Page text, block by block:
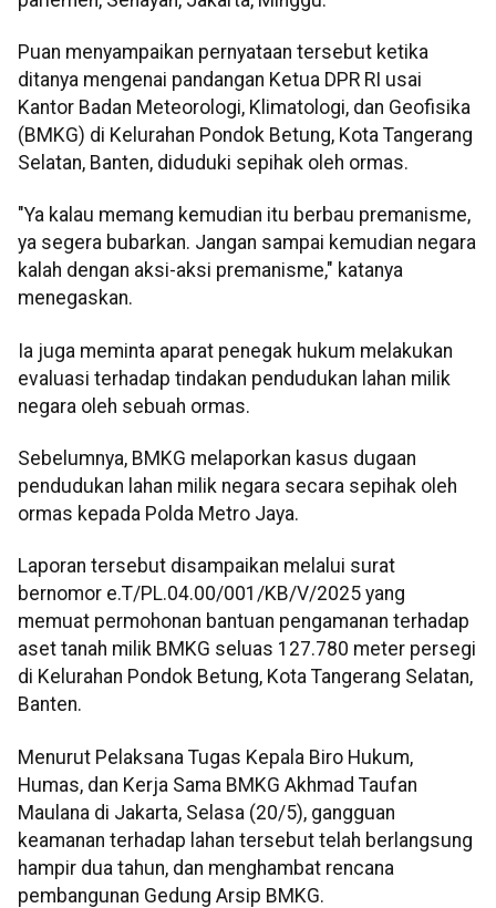
Puan menyampaikan pernyataan tersebut ketika
ditanya mengenai pandangan Ketua DPR RI usai
Kantor Badan Meteorologi, Klimatologi, dan Geofisika
(BMKG) di Kelurahan Pondok Betung, Kota Tangerang
Selatan, Banten, diduduki sepihak oleh ormas.
"Ya kalau memang kemudian itu berbau premanisme,
ya segera bubarkan. Jangan sampai kemudian negara
kalah dengan aksi-aksi premanisme," katanya
menegaskan.
Ia juga meminta aparat penegak hukum melakukan
evaluasi terhadap tindakan pendudukan lahan milik
negara oleh sebuah ormas.
Sebelumnya, BMKG melaporkan kasus dugaan
pendudukan lahan milik negara secara sepihak oleh
ormas kepada Polda Metro Jaya.
Laporan tersebut disampaikan melalui surat
bernomor e.T/PL.04.00/001/KB/V/2025 yang
memuat permohonan bantuan pengamanan terhadap
aset tanah milik BMKG seluas 127.780 meter persegi
di Kelurahan Pondok Betung, Kota Tangerang Selatan,
Banten.
Menurut Pelaksana Tugas Kepala Biro Hukum,
Humas, dan Kerja Sama BMKG Akhmad Taufan
Maulana di Jakarta, Selasa (20/5), gangguan
keamanan terhadap lahan tersebut telah berlangsung
hampir dua tahun, dan menghambat rencana
pembangunan Gedung Arsip BMKG.